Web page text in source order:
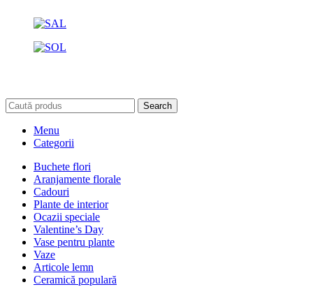
Search
Menu
Categorii
Buchete flori
Aranjamente florale
Cadouri
Plante de interior
Ocazii speciale
Valentine’s Day
Vase pentru plante
Vaze
Articole lemn
Ceramică populară